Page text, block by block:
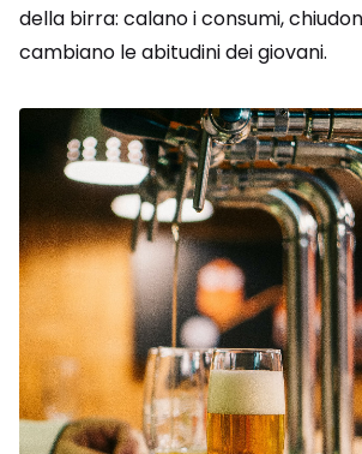
della birra: calano i consumi,
cambiano le abitudini dei giovani.